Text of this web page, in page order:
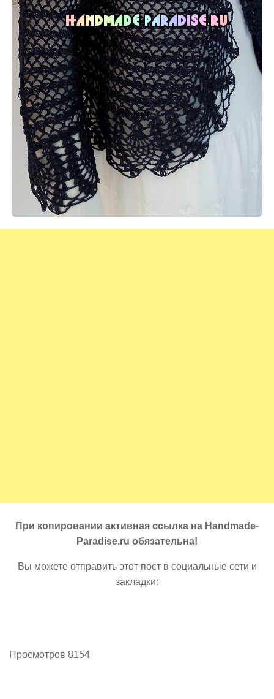
При копировании активная ссылка на Handmade-
Paradise.ru обязательна!
Вы можете отправить этот пост в социальные сети и
закладки:
Просмотров 8154